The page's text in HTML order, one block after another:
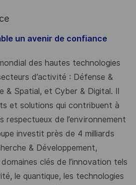
un avenir de confiance
des hautes technologies
d’activité : Défense &
& Spatial, et Cyber & Digital. Il
et solutions qui contribuent à
respectueux de l’environnement
investit près de 4 milliards
& Développement,
clés de l’innovation tels
le quantique, les technologies